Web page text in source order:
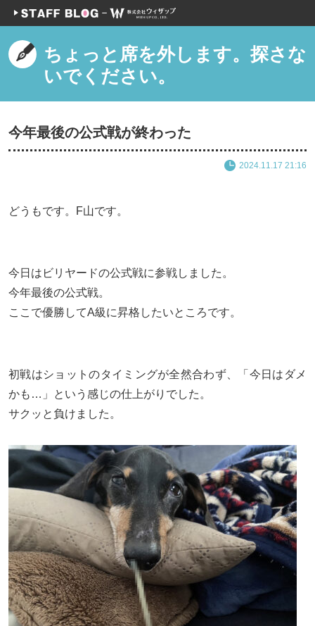
ちょっと席を外します。探さな
いでください。
今年最後の公式戦が終わった
2024.11.17 21:16
どうもです。F山です。
今日はビリヤードの公式戦に参戦しました。
今年最後の公式戦。
ここで優勝してA級に昇格したいところです。
初戦はショットのタイミングが全然合わず、「今日はダメ
かも…」という感じの仕上がりでした。
サクッと負けました。